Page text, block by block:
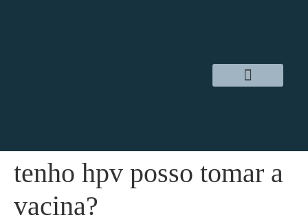
tenho hpv posso tomar a
vacina?